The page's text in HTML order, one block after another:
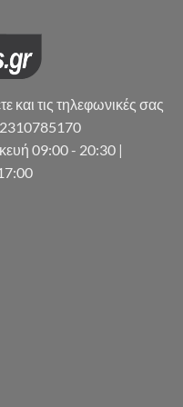
και τις τηλεφωνικές σας
2310785170
09:00 - 20:30 |